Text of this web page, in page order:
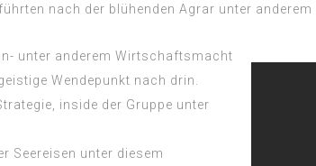
nach der blühenden Agrar unter
unter anderem Wirtschaftsmacht
Wendepunkt nach drin.
inside der Gruppe unter
Seereisen unter diesem